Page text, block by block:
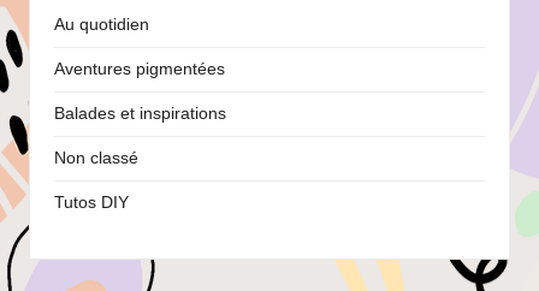
Au quotidien
Aventures pigmentées
Balades et inspirations
Non classé
Tutos DIY